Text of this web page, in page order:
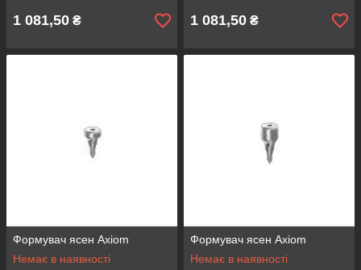
1 081,50 ₴ 1 081,50 ₴
Формувач ясен Axiom
Немає в наявності
Формувач ясен Axiom
Немає в наявності